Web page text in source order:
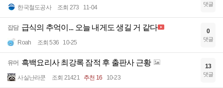
한국철도공사 조회 273 11-04 댓글
잡담 급식의 추억이... 오늘 내게도 생길 거 같다
Roah 조회 536 10-25
0
댓글
유머 흑백요리사 최강록 잠적 후 출판사 근황
사실난라쿤 조회 21421 추천 16 10-23
13
댓글